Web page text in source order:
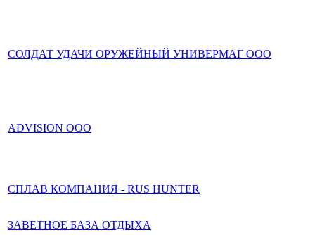
СОЛДАТ УДАЧИ ОРУЖЕЙНЫЙ УНИВЕРМАГ ООО
ADVISION ООО
СПЛАВ КОМПАНИЯ - RUS HUNTER
ЗАВЕТНОЕ БАЗА ОТДЫХА